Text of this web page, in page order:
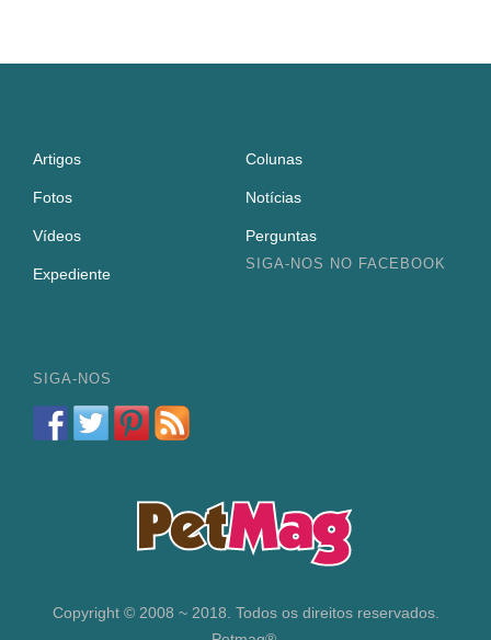
Artigos Colunas
Fotos Notícias
Vídeos Perguntas
Expediente
SIGA-NOS NO FACEBOOK
SIGA-NOS
Copyright © 2008 ~ 2018. Todos os direitos reservados.